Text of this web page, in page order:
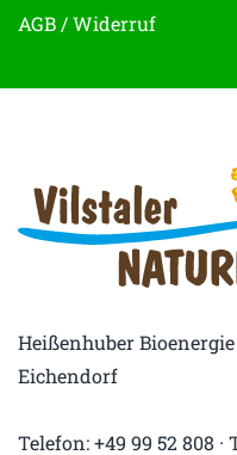
AGB / Widerruf
Heißenhuber Bioenergie
Eichendorf
Telefon: +49 99 52 808 ·